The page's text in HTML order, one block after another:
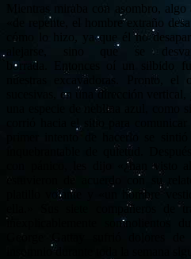
Mientras miraba con asombro,
«de repente, el hombre extraño
cómo lo hizo, ya que él no
alejarse, sino que se
borrada.
Entonces oí un silbido
nuestras excavadoras.
Pronto, el
sucesivas, en una dirección
una especie de neblina azul, como
corrió hacia el sitio para
primer intento de hacerlo se
inquebrantable de quietud.
con pánico, les dijo «¿han visto
estuvieron de acuerdo con su
platillo volante y «un hombre
Sus siete compañeros de
inexplicablemente somnolientos
George Gattay sufrió dolores
insomnio durante toda la semana